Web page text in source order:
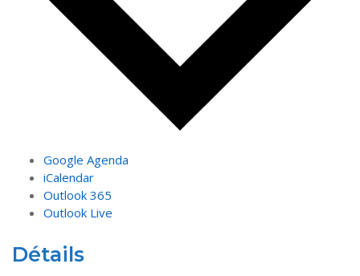
Google Agenda
iCalendar
Outlook 365
Outlook Live
Détails